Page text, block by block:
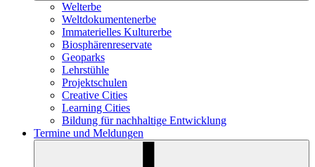
Welterbe
Weltdokumentenerbe
Immaterielles Kulturerbe
Biosphärenreservate
Geoparks
Lehrstühle
Projektschulen
Creative Cities
Learning Cities
Bildung für nachhaltige Entwicklung
Termine und Meldungen